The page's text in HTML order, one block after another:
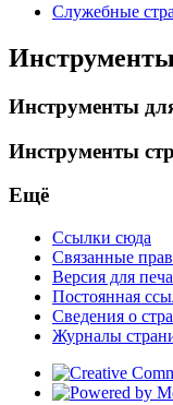
Служебные
Инструменты
Инструменты
Ещё
Ссылки сюда
Связанные
Версия для
Постоянная
Сведения о
Журналы